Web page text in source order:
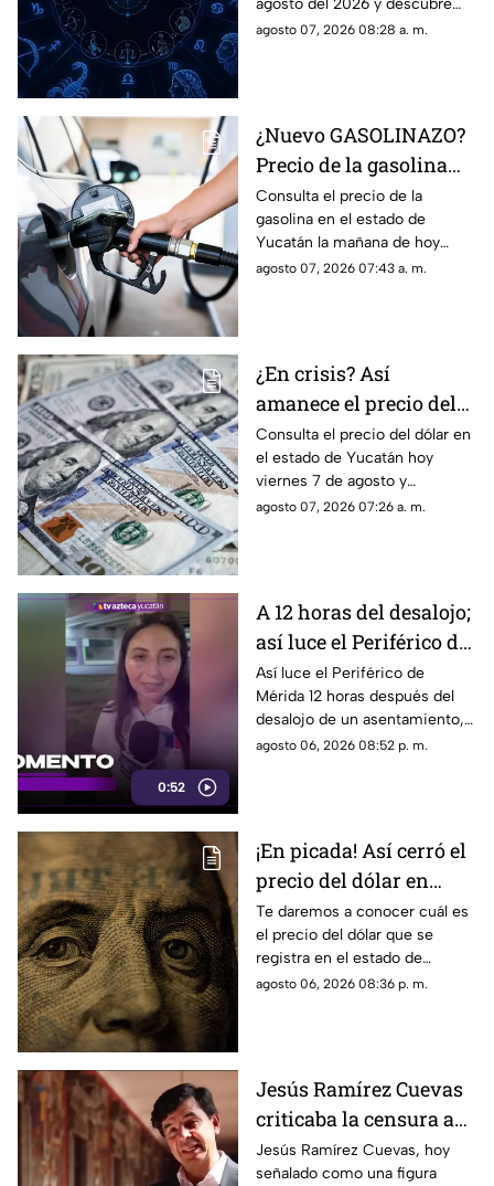
de agosto
agosto del 2026 y descubre
cómo te irá en el amor, dinero,
agosto 07, 2026 08:28 a. m.
¿Nuevo GASOLINAZO?
Precio de la gasolina
HOY viernes 7 de
agosto en Yucatán
Consulta el precio de la
gasolina en el estado de
Yucatán la mañana de hoy
viernes 7 de agosto y
agosto 07, 2026 07:43 a. m.
¿En crisis? Así
amanece el precio del
dólar HOY, viernes 7 de
agosto en Yucatán
Consulta el precio del dólar en
el estado de Yucatán hoy
viernes 7 de agosto y
descubre si conviene cambiar
agosto 07, 2026 07:26 a. m.
0:52
A 12 horas del desalojo;
así luce el Periférico de
Mérida tras bloqueo y
protestas de
manifestantes
Así luce el Periférico de
Mérida 12 horas después del
desalojo de un asentamiento,
el cual provocó protestas,
agosto 06, 2026 08:52 p. m.
¡En picada! Así cerró el
precio del dólar en
Yucatán HOY jueves 6
de agosto de 2026
Te daremos a conocer cuál es
el precio del dólar que se
registra en el estado de
Yucatán al cierre de la jornada
agosto 06, 2026 08:36 p. m.
Jesús Ramírez Cuevas
criticaba la censura a
medios en 2013
Jesús Ramírez Cuevas, hoy
señalado como una figura